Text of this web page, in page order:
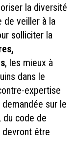
la diversité
de veiller à la
solliciter la
, les mieux à
dans le
expertise
sur le
du code de
devront être